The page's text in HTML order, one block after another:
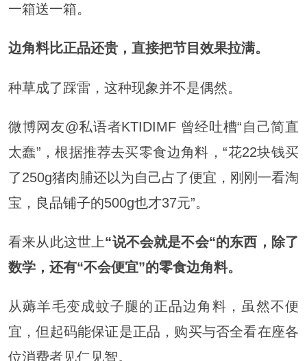
一箱送一箱。
边角料比正品还贵，直接把节目效果拉满。
种草成了踩雷，这种现象并不是偶然。
微博网友@私语者KTIDIMF 曾经吐槽“自己简直
太蠢”，根据推荐去买零食边角料，“花22块钱买
了250g猪肉脯还以为自己占了便宜，刚刚一看淘
宝， 良品铺子的500g也才37元”。
看来从此这世上“说不会就是不会“的东西，除了
数学，还有“不会便宜”的零食边角料。
从薅羊毛变成蚊子腿的正品边角料，虽然不便
宜，但起码能保证是正品，购买与否全看在座各
位消费者见仁见智。